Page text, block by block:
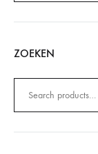
ZOEKEN
naar: